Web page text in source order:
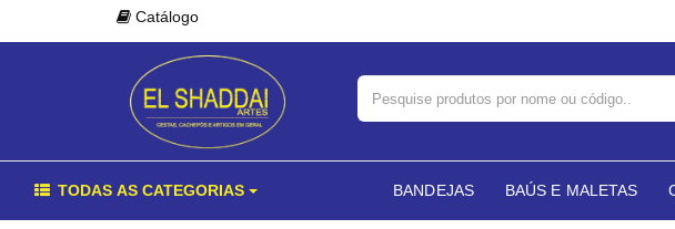
Catálogo
TODAS AS CATEGORIAS BANDEJAS BAÚS E MALETAS